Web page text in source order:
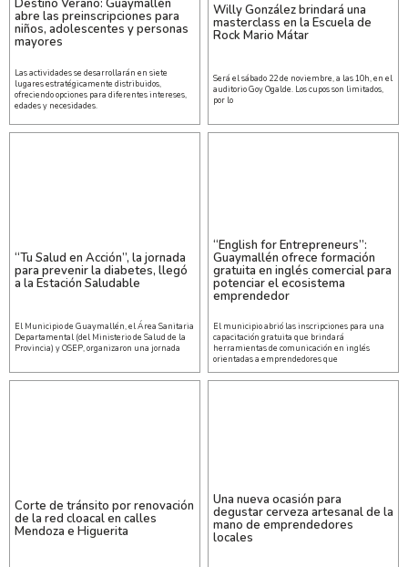
abre las preinscripciones para
niños, adolescentes y personas
mayores
Las actividades se desarrollarán en siete
lugares estratégicamente distribuidos,
ofreciendo opciones para diferentes intereses,
edades y necesidades.
Willy González brindará una
masterclass en la Escuela de
Rock Mario Mátar
Será el sábado 22 de noviembre, a las 10h, en el
auditorio Goy Ogalde. Los cupos son limitados,
por lo
“Tu Salud en Acción”, la jornada
para prevenir la diabetes, llegó
a la Estación Saludable
El Municipio de Guaymallén, el Área Sanitaria
Departamental (del Ministerio de Salud de la
Provincia) y OSEP, organizaron una jornada
“English for Entrepreneurs”:
Guaymallén ofrece formación
gratuita en inglés comercial para
potenciar el ecosistema
emprendedor
El municipio abrió las inscripciones para una
capacitación gratuita que brindará
herramientas de comunicación en inglés
orientadas a emprendedores que
Corte de tránsito por renovación
de la red cloacal en calles
Mendoza e Higuerita
Una nueva ocasión para
degustar cerveza artesanal de la
mano de emprendedores
locales